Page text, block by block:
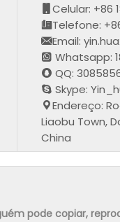
Celular: +86
Telefone:
Email:
Whatsapp:
QQ:
Skype:
Endereço:
Liaobu Town,
China
pode copiar,